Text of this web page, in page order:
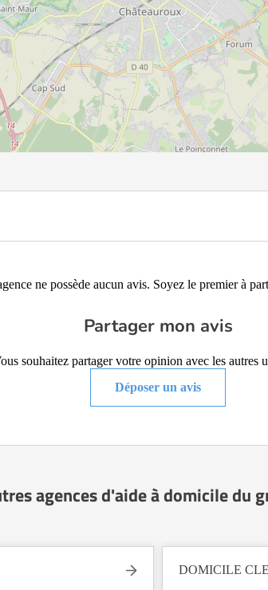
ne possède aucun avis. Soyez le premier à
Partager mon avis
souhaitez partager votre opinion avec les autres
Déposer un avis
agences d'aide à domicile du
DOMICILE